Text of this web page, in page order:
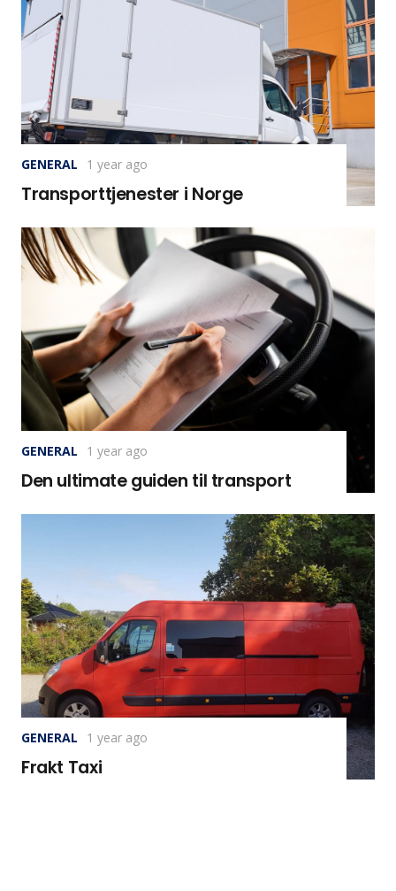
GENERAL 1 year ago
Transporttjenester i Norge
GENERAL 1 year ago
Den ultimate guiden til transport
GENERAL 1 year ago
Frakt Taxi